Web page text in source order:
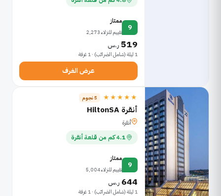
9
ممتاز
تقييم للنزلاء 2,273
519 ر.س
1 ليلة (شامل الضرائب) · 1 غرفة
عرض الغرف
★★★★★ 5 نجوم
أنقرة HiltonSA
أنقرة
4.1 كم من قلعة أنقرة
9
ممتاز
تقييم للنزلاء 5,004
644 ر.س
1 ليلة (شامل الضرائب) · 1 غرفة